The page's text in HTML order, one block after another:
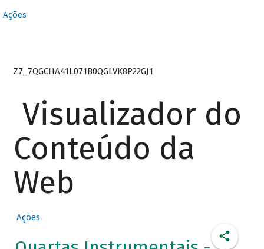
Ações
Z7_7QGCHA41L071B0QGLVK8P22GJ1
Visualizador do
Conteúdo da
Web
Ações